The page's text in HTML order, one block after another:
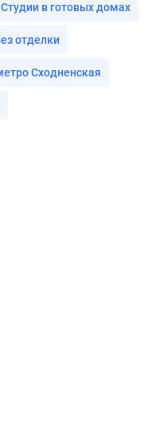
Студии в готовых домах
отделки
Сходненская